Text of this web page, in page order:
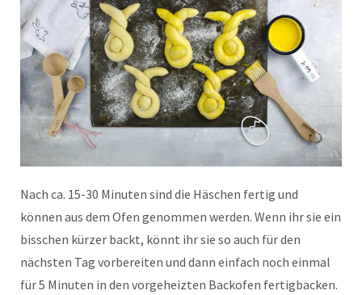
Nach ca. 15-30 Minuten sind die Häschen fertig und
können aus dem Ofen genommen werden. Wenn ihr sie ein
bisschen kürzer backt, könnt ihr sie so auch für den
nächsten Tag vorbereiten und dann einfach noch einmal
für 5 Minuten in den vorgeheizten Backofen fertigbacken.